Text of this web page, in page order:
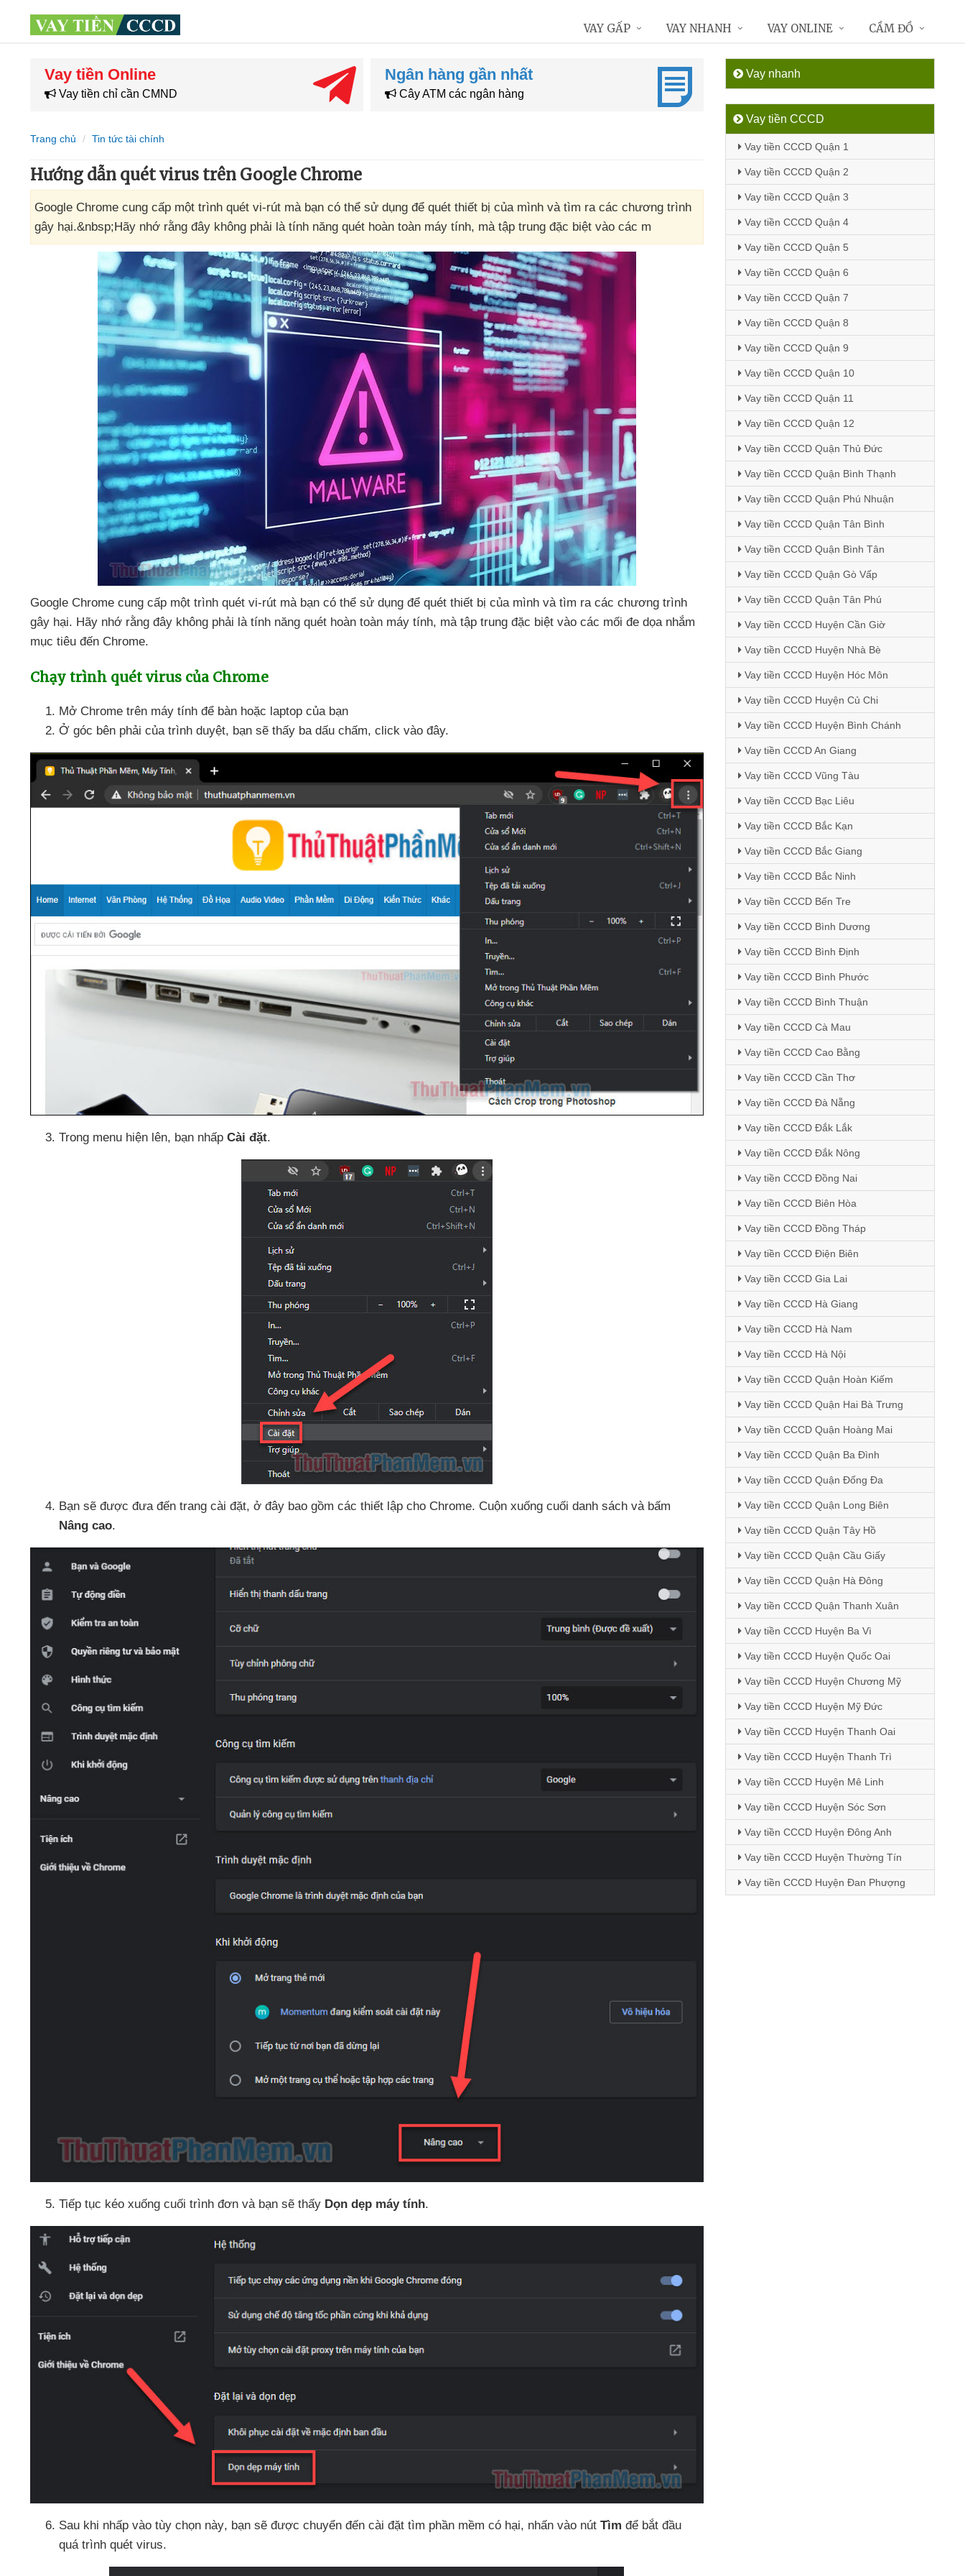
Vay tiền Online
Vay tiền chỉ cần CMND
Ngân hàng gần nhất
Cây ATM các ngân hàng
Trang chủ Tin tức tài chính
Hướng dẫn quét virus trên Google Chrome
Google Chrome cung cấp một trình quét vi-rút mà bạn có thể sử dụng để quét thiết bị của mình và tìm ra các chương trình
gây hại.&nbsp;Hãy nhớ rằng đây không phải là tính năng quét hoàn toàn máy tính, mà tập trung đặc biệt vào các m
Google Chrome cung cấp một trình quét vi-rút mà bạn có thể sử dụng để quét thiết bị của mình và tìm ra các chương trình
gây hại. Hãy nhớ rằng đây không phải là tính năng quét hoàn toàn máy tính, mà tập trung đặc biệt vào các mối đe dọa nhắm
mục tiêu đến Chrome.
Chạy trình quét virus của Chrome
Mở Chrome trên máy tính để bàn hoặc laptop của bạn
Ở góc bên phải của trình duyệt, bạn sẽ thấy ba dấu chấm, click vào đây.
Trong menu hiện lên, bạn nhấp Cài đặt.
Bạn sẽ được đưa đến trang cài đặt, ở đây bao gồm các thiết lập cho Chrome. Cuộn xuống cuối danh sách và bấm
Nâng cao.
Tiếp tục kéo xuống cuối trình đơn và bạn sẽ thấy Dọn dẹp máy tính.
Sau khi nhấp vào tùy chọn này, bạn sẽ được chuyển đến cài đặt tìm phần mềm có hại, nhấn vào nút Tìm để bắt đầu
quá trình quét virus.
Vay nhanh
Vay tiền CCCD
Vay tiền CCCD Quận 1
Vay tiền CCCD Quận 2
Vay tiền CCCD Quận 3
Vay tiền CCCD Quận 4
Vay tiền CCCD Quận 5
Vay tiền CCCD Quận 6
Vay tiền CCCD Quận 7
Vay tiền CCCD Quận 8
Vay tiền CCCD Quận 9
Vay tiền CCCD Quận 10
Vay tiền CCCD Quận 11
Vay tiền CCCD Quận 12
Vay tiền CCCD Quận Thủ Đức
Vay tiền CCCD Quận Bình Thạnh
Vay tiền CCCD Quận Phú Nhuận
Vay tiền CCCD Quận Tân Bình
Vay tiền CCCD Quận Bình Tân
Vay tiền CCCD Quận Gò Vấp
Vay tiền CCCD Quận Tân Phú
Vay tiền CCCD Huyện Cần Giờ
Vay tiền CCCD Huyện Nhà Bè
Vay tiền CCCD Huyện Hóc Môn
Vay tiền CCCD Huyện Củ Chi
Vay tiền CCCD Huyện Bình Chánh
Vay tiền CCCD An Giang
Vay tiền CCCD Vũng Tàu
Vay tiền CCCD Bạc Liêu
Vay tiền CCCD Bắc Kạn
Vay tiền CCCD Bắc Giang
Vay tiền CCCD Bắc Ninh
Vay tiền CCCD Bến Tre
Vay tiền CCCD Bình Dương
Vay tiền CCCD Bình Định
Vay tiền CCCD Bình Phước
Vay tiền CCCD Bình Thuận
Vay tiền CCCD Cà Mau
Vay tiền CCCD Cao Bằng
Vay tiền CCCD Cần Thơ
Vay tiền CCCD Đà Nẵng
Vay tiền CCCD Đắk Lắk
Vay tiền CCCD Đắk Nông
Vay tiền CCCD Đồng Nai
Vay tiền CCCD Biên Hòa
Vay tiền CCCD Đồng Tháp
Vay tiền CCCD Điện Biên
Vay tiền CCCD Gia Lai
Vay tiền CCCD Hà Giang
Vay tiền CCCD Hà Nam
Vay tiền CCCD Hà Nội
Vay tiền CCCD Quận Hoàn Kiếm
Vay tiền CCCD Quận Hai Bà Trưng
Vay tiền CCCD Quận Hoàng Mai
Vay tiền CCCD Quận Ba Đình
Vay tiền CCCD Quận Đống Đa
Vay tiền CCCD Quận Long Biên
Vay tiền CCCD Quận Tây Hồ
Vay tiền CCCD Quận Cầu Giấy
Vay tiền CCCD Quận Hà Đông
Vay tiền CCCD Quận Thanh Xuân
Vay tiền CCCD Huyện Ba Vì
Vay tiền CCCD Huyện Quốc Oai
Vay tiền CCCD Huyện Chương Mỹ
Vay tiền CCCD Huyện Mỹ Đức
Vay tiền CCCD Huyện Thanh Oai
Vay tiền CCCD Huyện Thanh Trì
Vay tiền CCCD Huyện Mê Linh
Vay tiền CCCD Huyện Sóc Sơn
Vay tiền CCCD Huyện Đông Anh
Vay tiền CCCD Huyện Thường Tín
Vay tiền CCCD Huyện Đan Phượng
VAY GẤP VAY NHANH VAY ONLINE CẦM ĐỒ